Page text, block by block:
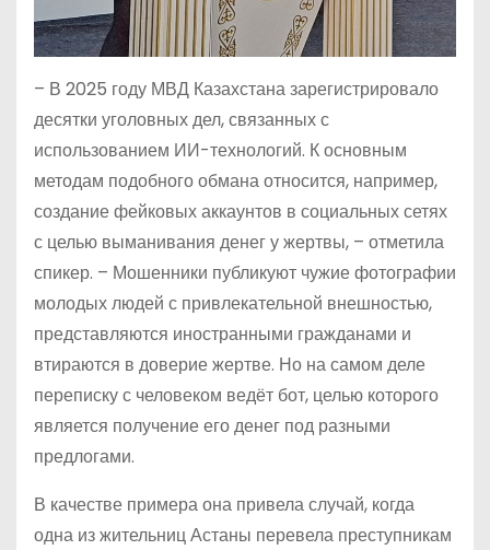
– В 2025 году МВД Казахстана зарегистрировало
десятки уголовных дел, связанных с
использованием ИИ-технологий. К основным
методам подобного обмана относится, например,
создание фейковых аккаунтов в социальных сетях
с целью выманивания денег у жертвы, – отметила
спикер. – Мошенники публикуют чужие фотографии
молодых людей с привлекательной внешностью,
представляются иностранными гражданами и
втираются в доверие жертве. Но на самом деле
переписку с человеком ведёт бот, целью которого
является получение его денег под разными
предлогами.
В качестве примера она привела случай, когда
одна из жительниц Астаны перевела преступникам